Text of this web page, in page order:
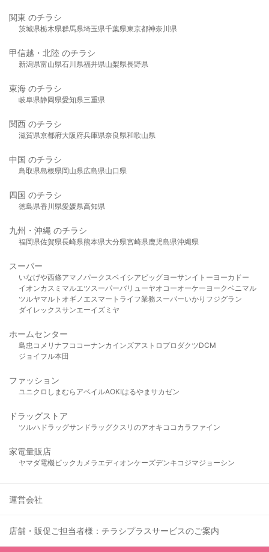
関東 のチラシ
茨城県栃木県群馬県埼玉県千葉県東京都神奈川県
甲信越・北陸 のチラシ
新潟県富山県石川県福井県山梨県長野県
東海 のチラシ
岐阜県静岡県愛知県三重県
関西 のチラシ
滋賀県京都府大阪府兵庫県奈良県和歌山県
中国 のチラシ
鳥取県島根県岡山県広島県山口県
四国 のチラシ
徳島県香川県愛媛県高知県
九州・沖縄 のチラシ
福岡県佐賀県長崎県熊本県大分県宮崎県鹿児島県沖縄県
スーパー
いなげや西條アマノパークスベイシア ビッグヨーサンイトーヨーカドー
イオンカスミ マルエツスーパーバリューヤオコーオーケー ヨークベニマル
ツルヤマルト オギノ エスマート ライフ業務スーパーいかり フジグラン
ダイレックスサンエーイズミヤ
ホームセンター
島忠 コメリ ナフコ コーナンカインズアストロプロダクツDCM
ジョイフル本田
ファッション
ユニクロ しまむら アベイルAOKIはるやま サカゼン
ドラッグストア
ツルハドラッグサンドラッグクスリのアオキ ココカラファイン
家電量販店
ヤマダ電機ビックカメラ エディオンケーズデンキ コジマジョーシン
運営会社
店舗・販促ご担当者様：チラシプラスサービスのご案内